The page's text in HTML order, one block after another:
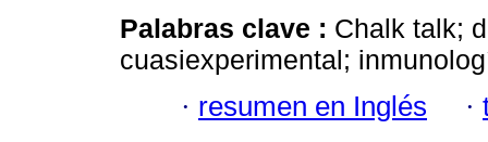
Palabras clave : Chalk talk;
cuasiexperimental;
· resumen en Inglés ·